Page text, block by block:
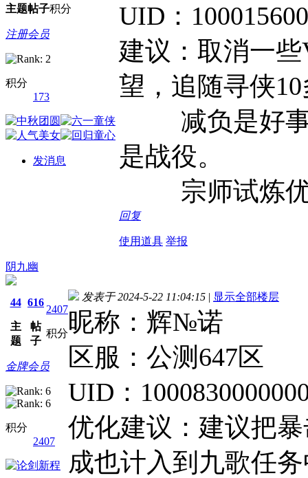
主题帖子积分
注册会员
积分
173
发消息
UID：
建议：取消一
望，追随寻侠
减负是好事
是战役。
宗师试炼优
回复
使用道具 举报
阴九幽
44
主
题
616
帖
子
2407
积分
金牌会员
积分
2407
发表于 2024-5-22 11:04:15 | 显示全部楼层
昵称：辉№诺
区服：公测647区
UID：
优化建议：建议把
成也计入到九歌任